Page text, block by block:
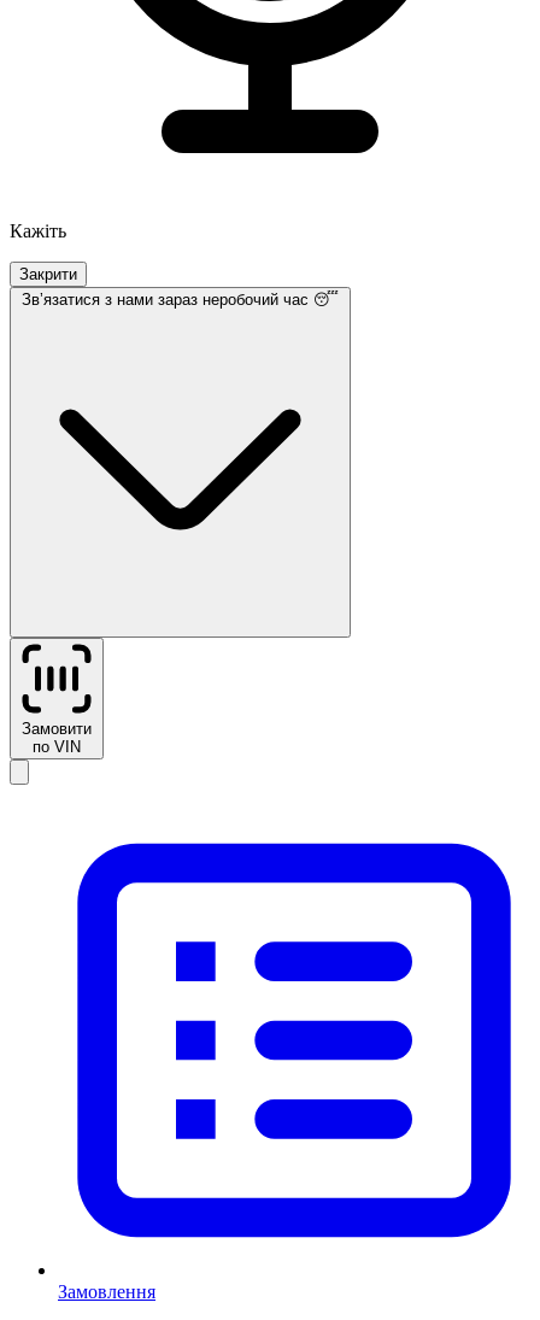
Кажіть
Закрити
Звʼязатися з нами зараз неробочий час 😴
Замовити
по VIN
Замовлення